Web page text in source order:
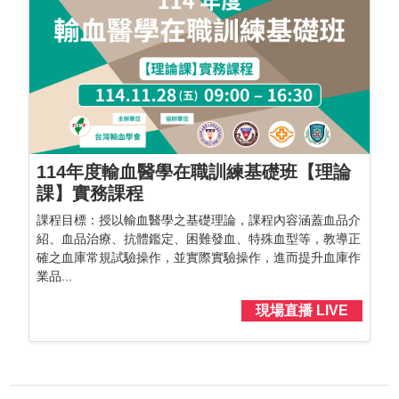
114年度輸血醫學在職訓練基礎班【理論
課】實務課程
課程目標：授以輸血醫學之基礎理論，課程內容涵蓋血品介
紹、血品治療、抗體鑑定、困難發血、特殊血型等，教導正
確之血庫常規試驗操作，並實際實驗操作，進而提升血庫作
業品...
現場直播 LIVE